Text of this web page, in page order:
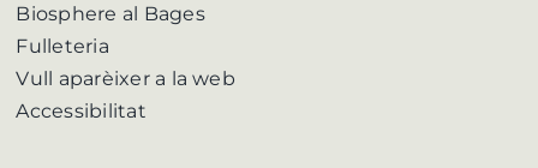
Biosphere al Bages
Fulleteria
Vull aparèixer a la web
Accessibilitat